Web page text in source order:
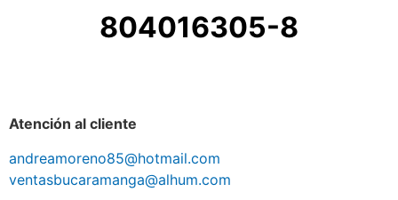
804016305-8
Atención al cliente
andreamoreno85@hotmail.com
ventasbucaramanga@alhum.com